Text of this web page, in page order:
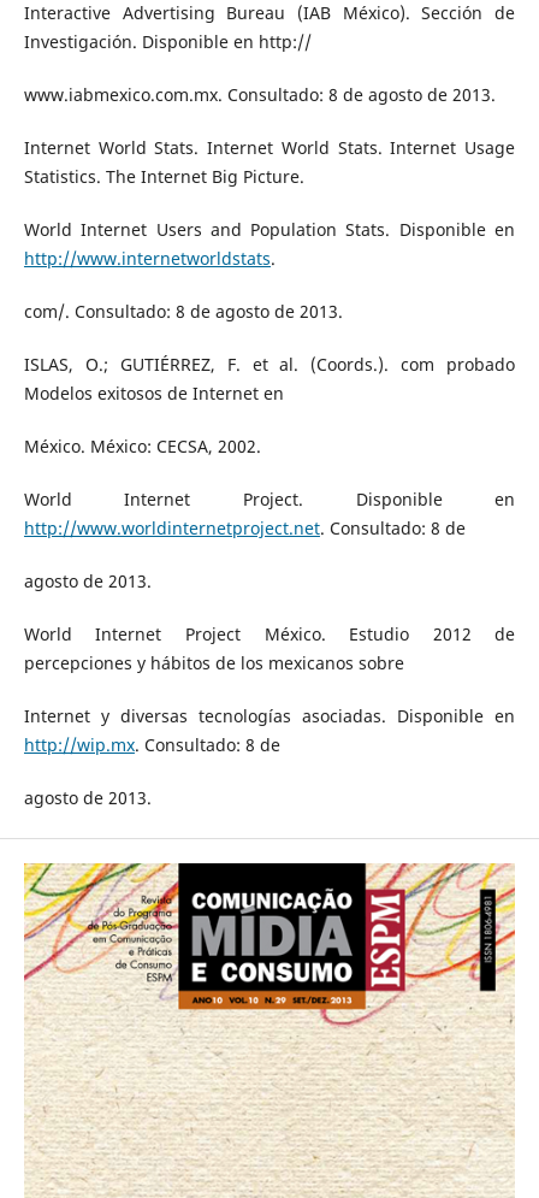
Interactive Advertising Bureau (IAB México). Sección de
Investigación. Disponible en http://
www.iabmexico.com.mx. Consultado: 8 de agosto de 2013.
Internet World Stats. Internet World Stats. Internet Usage
Statistics. The Internet Big Picture.
World Internet Users and Population Stats. Disponible en
http://www.internetworldstats.
com/. Consultado: 8 de agosto de 2013.
ISLAS, O.; GUTIÉRREZ, F. et al. (Coords.). com probado
Modelos exitosos de Internet en
México. México: CECSA, 2002.
World Internet Project. Disponible en
http://www.worldinternetproject.net. Consultado: 8 de
agosto de 2013.
World Internet Project México. Estudio 2012 de
percepciones y hábitos de los mexicanos sobre
Internet y diversas tecnologías asociadas. Disponible en
http://wip.mx. Consultado: 8 de
agosto de 2013.